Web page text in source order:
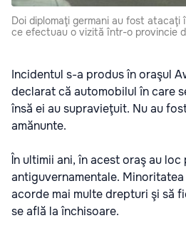
Doi diplomaţi germani au fost atacaţi
ce efectuau o vizită într-o provincie
Incidentul s-a produs în oraşul
declarat că automobilul în care
însă ei au supravieţuit. Nu au
amănunte.
În ultimii ani, în acest oraş au
antiguvernamentale.
acorde mai multe drepturi şi să
se află la închisoare.